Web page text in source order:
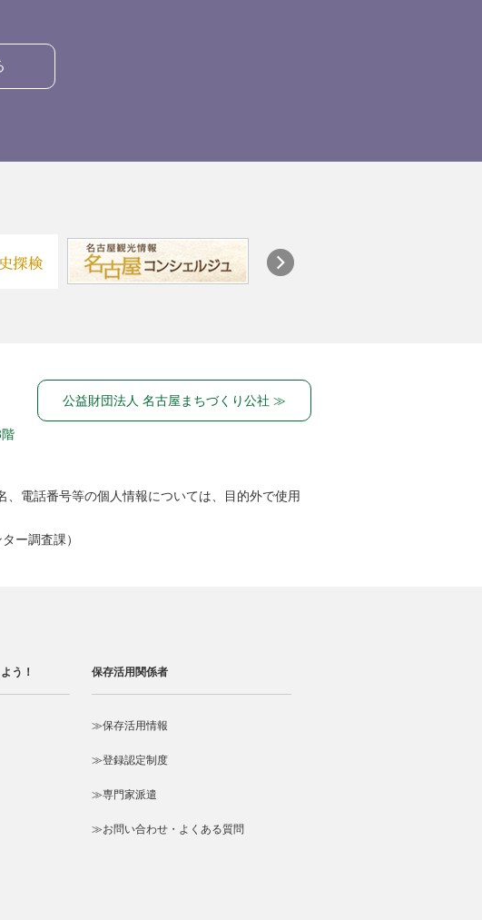
公益財団法人 名古屋まちづくり公社 ≫
電話番号等の個人情報については、目的外で使用
ー調査課）
う！ 保存活用関係者
≫保存活用情報
≫登録認定制度
≫専門家派遣
≫お問い合わせ・よくある質問